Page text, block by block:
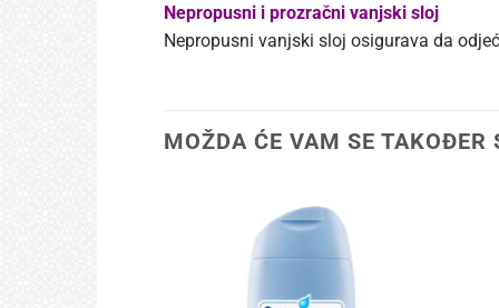
Nepropusni i prozračni vanjski sloj
Nepropusni vanjski sloj osigurava da
MOŽDA ĆE VAM SE